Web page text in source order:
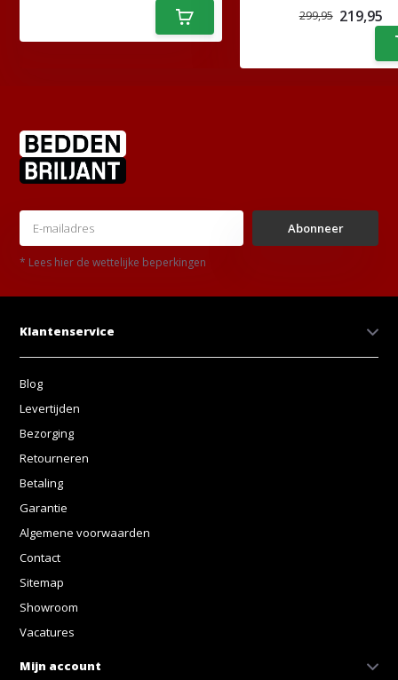
299,95 219,95
Abonneer
* Lees hier de wettelijke beperkingen
Klantenservice
Blog
Levertijden
Bezorging
Retourneren
Betaling
Garantie
Algemene voorwaarden
Contact
Sitemap
Showroom
Vacatures
Mijn account